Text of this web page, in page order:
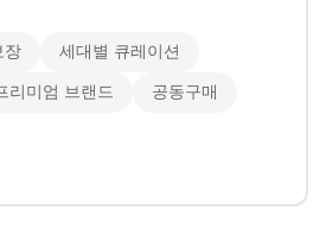
장 세대별 큐레이션
리미엄 브랜드 공동구매